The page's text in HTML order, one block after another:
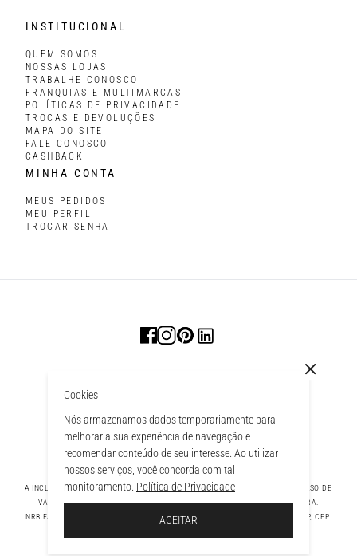
Cookies
Nós armazenamos dados temporariamente para
melhorar a sua experiência de navegação e
recomendar conteúdo de seu interesse. Ao utilizar
nossos serviços, você concorda com tal
monitoramento. Política de Privacidade
ACEITAR
INSTITUCIONAL
QUEM SOMOS
NOSSAS LOJAS
TRABALHE CONOSCO
FRANQUIAS E MULTIMARCAS
POLÍTICAS DE PRIVACIDADE
TROCAS E DEVOLUÇÕES
MAPA DO SITE
FALE CONOSCO
CASHBACK
MINHA CONTA
MEUS PEDIDOS
MEU PERFIL
TROCAR SENHA
A INCLUSÃO DE UM PRODUTO NA SACOLA NÃO GARANTE SEU PREÇO. EM CASO DE
VARIAÇÃO, PREVALECERÁ O PREÇO VIGENTE NA FINALIZAÇÃO DA COMPRA.
NRB FASHION COMPANY LTDA - AV. TAMBORE, 1043 - TAMBORÉ BARUERI - SP, CEP: